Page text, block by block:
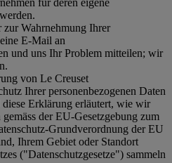
Wahrnehmung Ihrer
E-Mail an
und uns Ihr Problem mitteilen; wir
von Le Creuset
Ihrer personenbezogenen Daten
Erklärung erläutert, wie wir
der EU-Gesetzgebung zum
Grundverordnung der EU
Ihrem Gebiet oder Standort
("Datenschutzgesetze") sammeln